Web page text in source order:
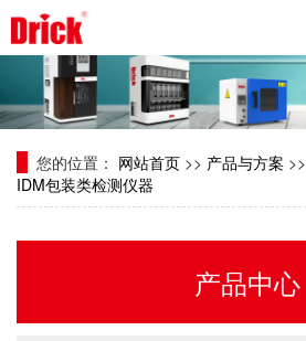
您的位置： 网站首页 >> 产品与方案 >>
IDM包装类检测仪器
产品中心